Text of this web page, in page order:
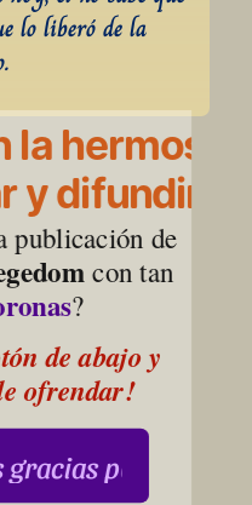
lo liberó de la
la hermosa
y difundir la
publicación de
con tan
?
de abajo y
ofrendar!
gracias por su